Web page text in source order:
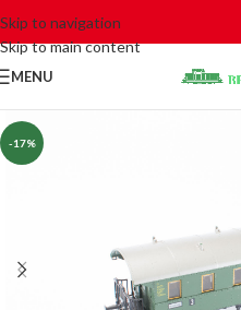
Skip to navigation
Skip to main content
MENU
-17%